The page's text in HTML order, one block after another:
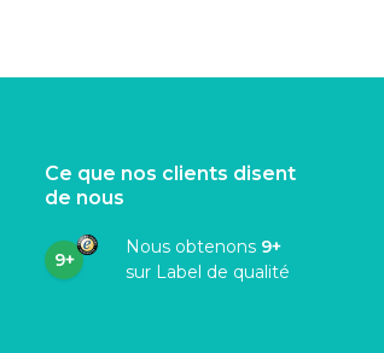
Ce que nos clients disent
de nous
9+
Nous obtenons 9+
sur Label de qualité